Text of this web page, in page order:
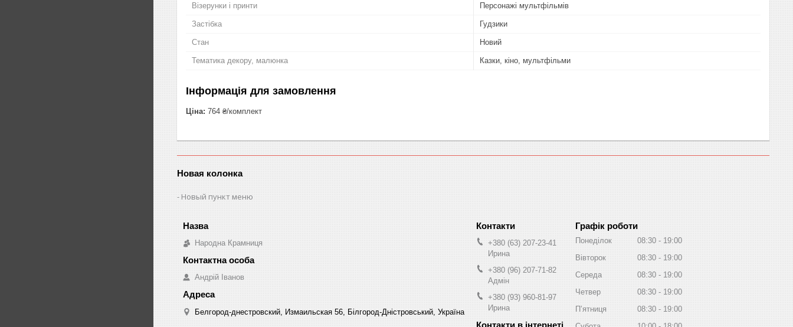
Візерунки і принти Персонажі мультфільмів
Застібка Гудзики
Стан Новий
Тематика декору, малюнка Казки, кіно, мультфільми
Інформація для замовлення
Ціна: 764 ₴/комплект
Новая колонка
Новый пункт меню
Народна Крамниця
Андрій Іванов
Белгород-днестровский, Измаильская 56, Білгород-Дністровський, Україна
+380 (63) 207-23-41
Ирина
+380 (96) 207-71-82
Адмін
+380 (93) 960-81-97
Ирина
Графік роботи
Понеділок 08:30
19:00
Вівторок
08:30
19:00
Середа
08:30
19:00
Четвер
08:30
19:00
Пʼятниця
08:30
19:00